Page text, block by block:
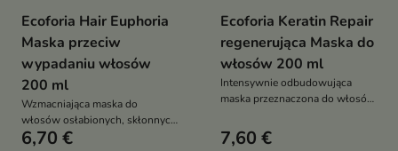
Ecoforia Hair Euphoria
Maska przeciw
wypadaniu włosów
200 ml
Wzmacniająca maska do
włosów osłabionych, skłonnych
do wypadania i utraty gęstości.
6,70 €
Ecoforia Keratin Repair
regenerująca Maska do
włosów 200 ml
Intensywnie odbudowująca
maska przeznaczona do włosów
wymagających wzmocnienia.
7,60 €